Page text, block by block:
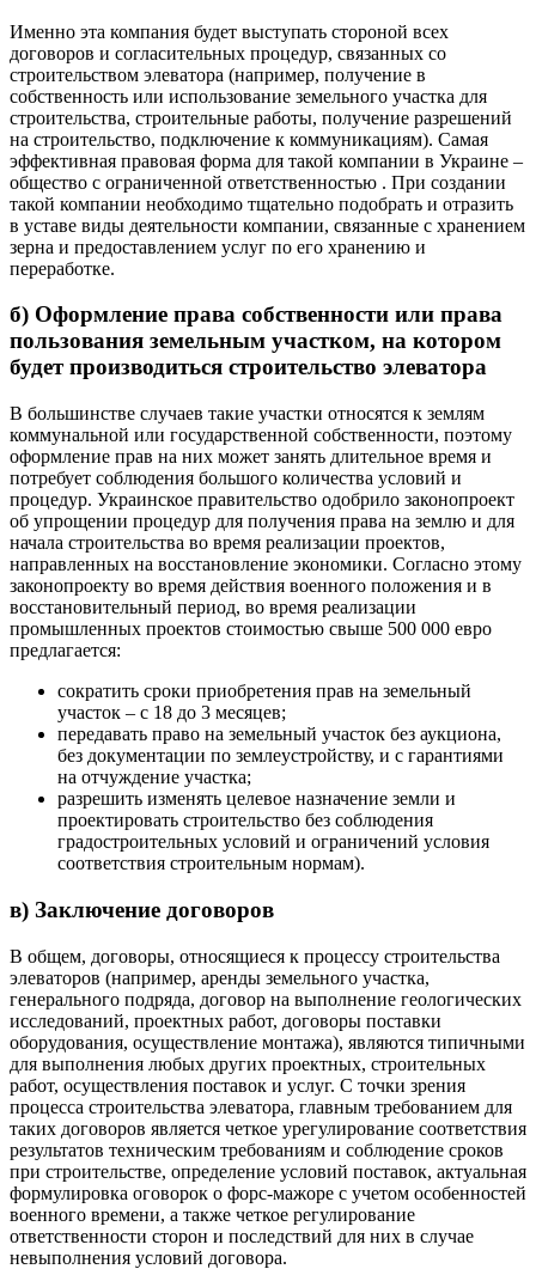
Именно эта компания будет выступать стороной всех
договоров и согласительных процедур, связанных со
строительством элеватора (например, получение в
собственность или использование земельного участка для
строительства, строительные работы, получение разрешений
на строительство, подключение к коммуникациям). Самая
эффективная правовая форма для такой компании в Украине –
общество с ограниченной ответственностью . При создании
такой компании необходимо тщательно подобрать и отразить
в уставе виды деятельности компании, связанные с хранением
зерна и предоставлением услуг по его хранению и
переработке.
б) Оформление права собственности или права
пользования земельным участком, на котором
будет производиться строительство элеватора
В большинстве случаев такие участки относятся к землям
коммунальной или государственной собственности, поэтому
оформление прав на них может занять длительное время и
потребует соблюдения большого количества условий и
процедур. Украинское правительство одобрило законопроект
об упрощении процедур для получения права на землю и для
начала строительства во время реализации проектов,
направленных на восстановление экономики. Согласно этому
законопроекту во время действия военного положения и в
восстановительный период, во время реализации
промышленных проектов стоимостью свыше 500 000 евро
предлагается:
сократить сроки приобретения прав на земельный
участок – с 18 до 3 месяцев;
передавать право на земельный участок без аукциона,
без документации по землеустройству, и с гарантиями
на отчуждение участка;
разрешить изменять целевое назначение земли и
проектировать строительство без соблюдения
градостроительных условий и ограничений условия
соответствия строительным нормам).
в) Заключение договоров
В общем, договоры, относящиеся к процессу строительства
элеваторов (например, аренды земельного участка,
генерального подряда, договор на выполнение геологических
исследований, проектных работ, договоры поставки
оборудования, осуществление монтажа), являются типичными
для выполнения любых других проектных, строительных
работ, осуществления поставок и услуг. С точки зрения
процесса строительства элеватора, главным требованием для
таких договоров является четкое урегулирование соответствия
результатов техническим требованиям и соблюдение сроков
при строительстве, определение условий поставок, актуальная
формулировка оговорок о форс-мажоре с учетом особенностей
военного времени, а также четкое регулирование
ответственности сторон и последствий для них в случае
невыполнения условий договора.